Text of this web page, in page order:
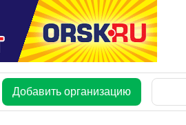
Добавить организацию